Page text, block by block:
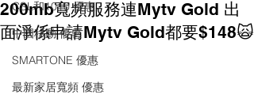
CSL和1010 優惠
中國移動 優惠
SMARTONE 優惠
最新家居寬頻 優惠
200mb寬頻服務連Mytv Gold 出
面淨係申請Mytv Gold都要$148🙀